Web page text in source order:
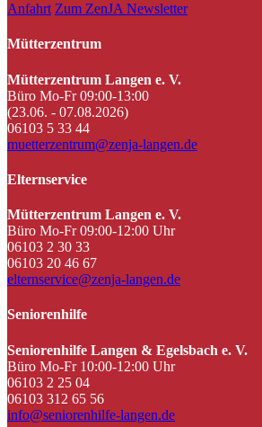
Anfahrt Zum ZenJA Newsletter
Mütterzentrum
Mütterzentrum Langen e. V.
Büro Mo-Fr 09:00-13:00
(23.06. - 07.08.2026)
06103 5 33 44
muetterzentrum@zenja-langen.de
Elternservice
Mütterzentrum Langen e. V.
Büro Mo-Fr 09:00-12:00 Uhr
06103 2 30 33
06103 20 46 67
elternservice@zenja-langen.de
Seniorenhilfe
Seniorenhilfe Langen & Egelsbach e. V.
Büro Mo-Fr 10:00-12:00 Uhr
06103 2 25 04
06103 312 65 56
info@seniorenhilfe-langen.de